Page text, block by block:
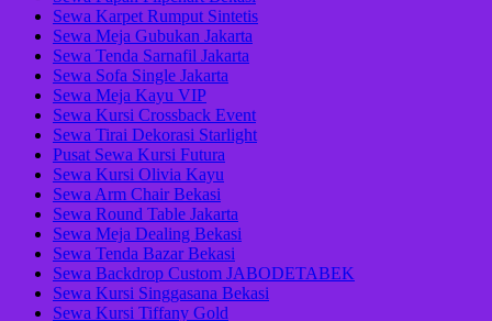
Sewa Karpet Rumput Sintetis
Sewa Meja Gubukan Jakarta
Sewa Tenda Sarnafil Jakarta
Sewa Sofa Single Jakarta
Sewa Meja Kayu VIP
Sewa Kursi Crossback Event
Sewa Tirai Dekorasi Starlight
Pusat Sewa Kursi Futura
Sewa Kursi Olivia Kayu
Sewa Arm Chair Bekasi
Sewa Round Table Jakarta
Sewa Meja Dealing Bekasi
Sewa Tenda Bazar Bekasi
Sewa Backdrop Custom JABODETABEK
Sewa Kursi Singgasana Bekasi
Sewa Kursi Tiffany Gold